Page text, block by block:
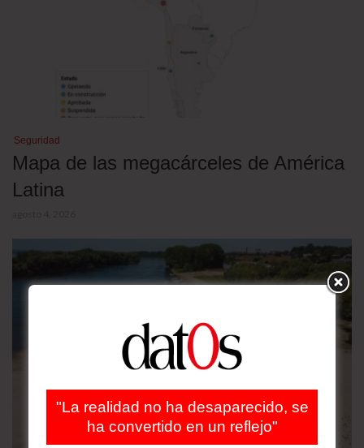
Seguridad
Mapa de las megacárceles de América
Latina
"La realidad no ha desaparecido, se
ha convertido en un reflejo"